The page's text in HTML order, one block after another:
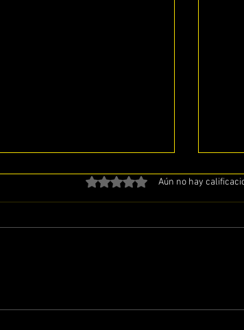
Obtuvo 0 de 5 estrellas.
Aún no hay